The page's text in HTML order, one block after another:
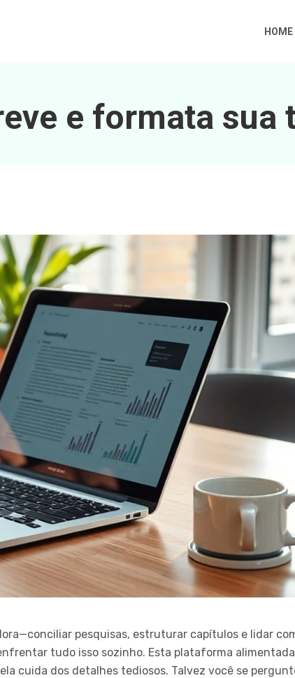
HOME
e formata sua
pesquisas, estruturar capítulos e lidar
tudo isso sozinho. Esta plataforma
cuida dos detalhes tediosos. Talvez você se